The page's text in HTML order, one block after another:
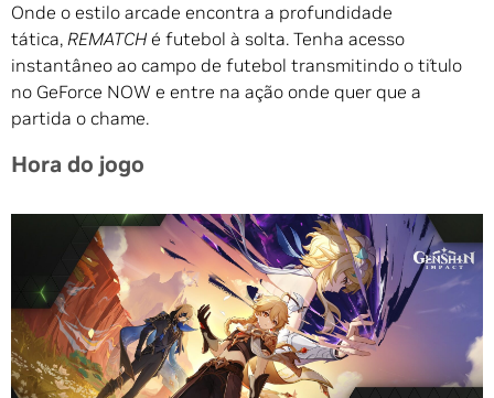
Onde o estilo arcade encontra a profundidade
tática, REMATCH é futebol à solta. Tenha acesso
instantâneo ao campo de futebol transmitindo o título
no GeForce NOW e entre na ação onde quer que a
partida o chame.
Hora do jogo